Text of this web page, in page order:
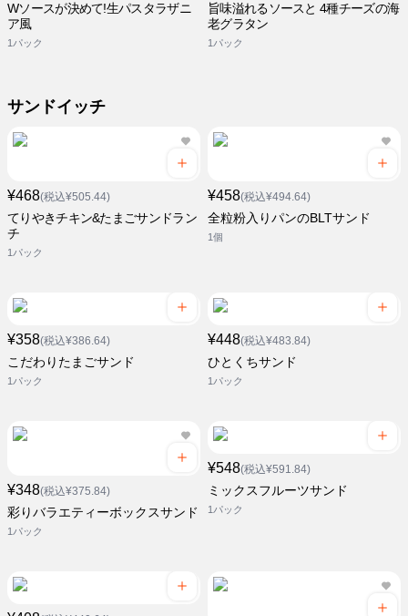
Wソースが決めて!生パスタラザニ
ア風
1パック
旨味溢れるソースと 4種チーズの海
老グラタン
1パック
サンドイッチ
¥468(税込¥505.44)
てりやきチキン&たまごサンドラン
チ
1パック
¥458(税込¥494.64)
全粒粉入りパンのBLTサンド
1個
¥358(税込¥386.64)
こだわりたまごサンド
1パック
¥448(税込¥483.84)
ひとくちサンド
1パック
¥348(税込¥375.84)
彩りバラエティーボックスサンド
1パック
¥548(税込¥591.84)
ミックスフルーツサンド
1パック